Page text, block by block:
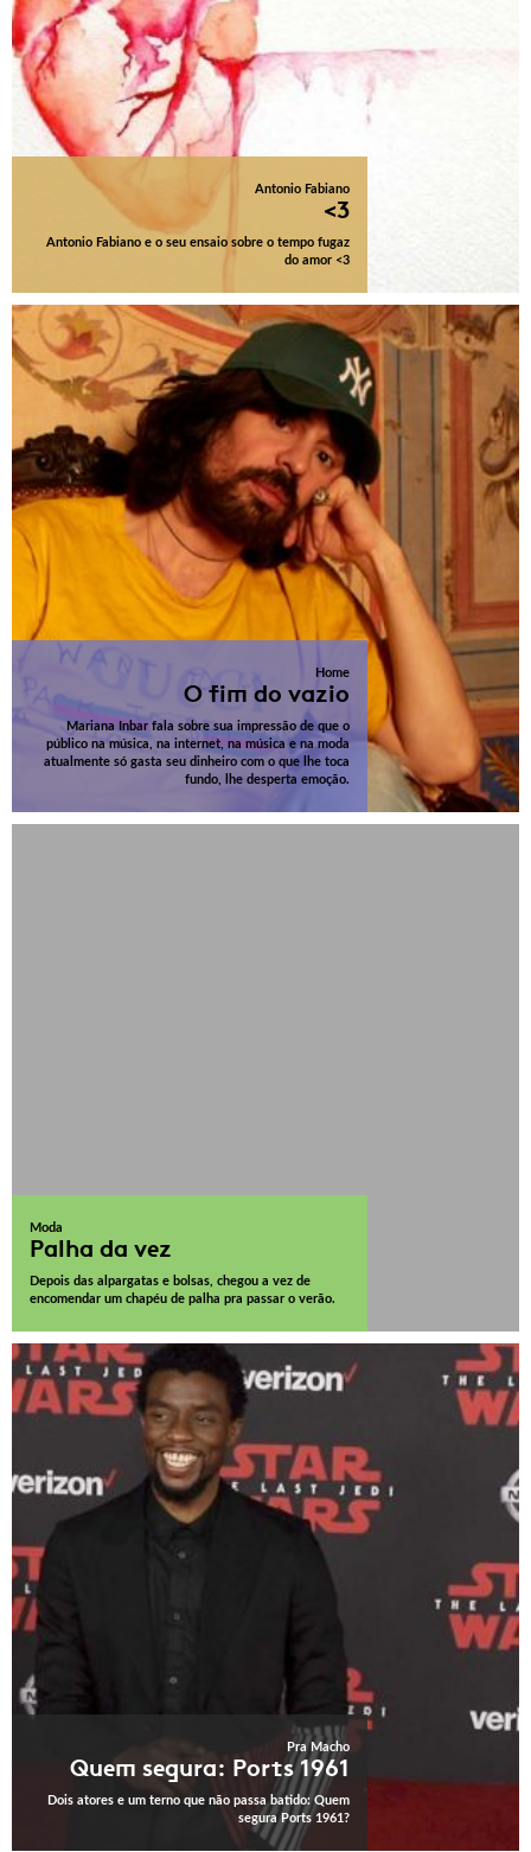
Antonio Fabiano
<3
Antonio Fabiano e o seu ensaio sobre o tempo fugaz
do amor <3
Home
O fim do vazio
Mariana Inbar fala sobre sua impressão de que o
público na música, na internet, na música e na moda
atualmente só gasta seu dinheiro com o que lhe toca
fundo, lhe desperta emoção.
Moda
Palha da vez
Depois das alpargatas e bolsas, chegou a vez de
encomendar um chapéu de palha pra passar o verão.
Pra Macho
Quem segura: Ports 1961
Dois atores e um terno que não passa batido: Quem
segura Ports 1961?